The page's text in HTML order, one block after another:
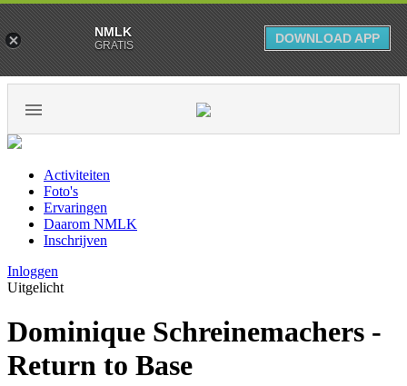
Activiteiten
Foto's
Ervaringen
Daarom NMLK
Inschrijven
Inloggen
Uitgelicht
Dominique Schreinemachers -
Return to Base
NMLK
GRATIS DOWNLOAD APP